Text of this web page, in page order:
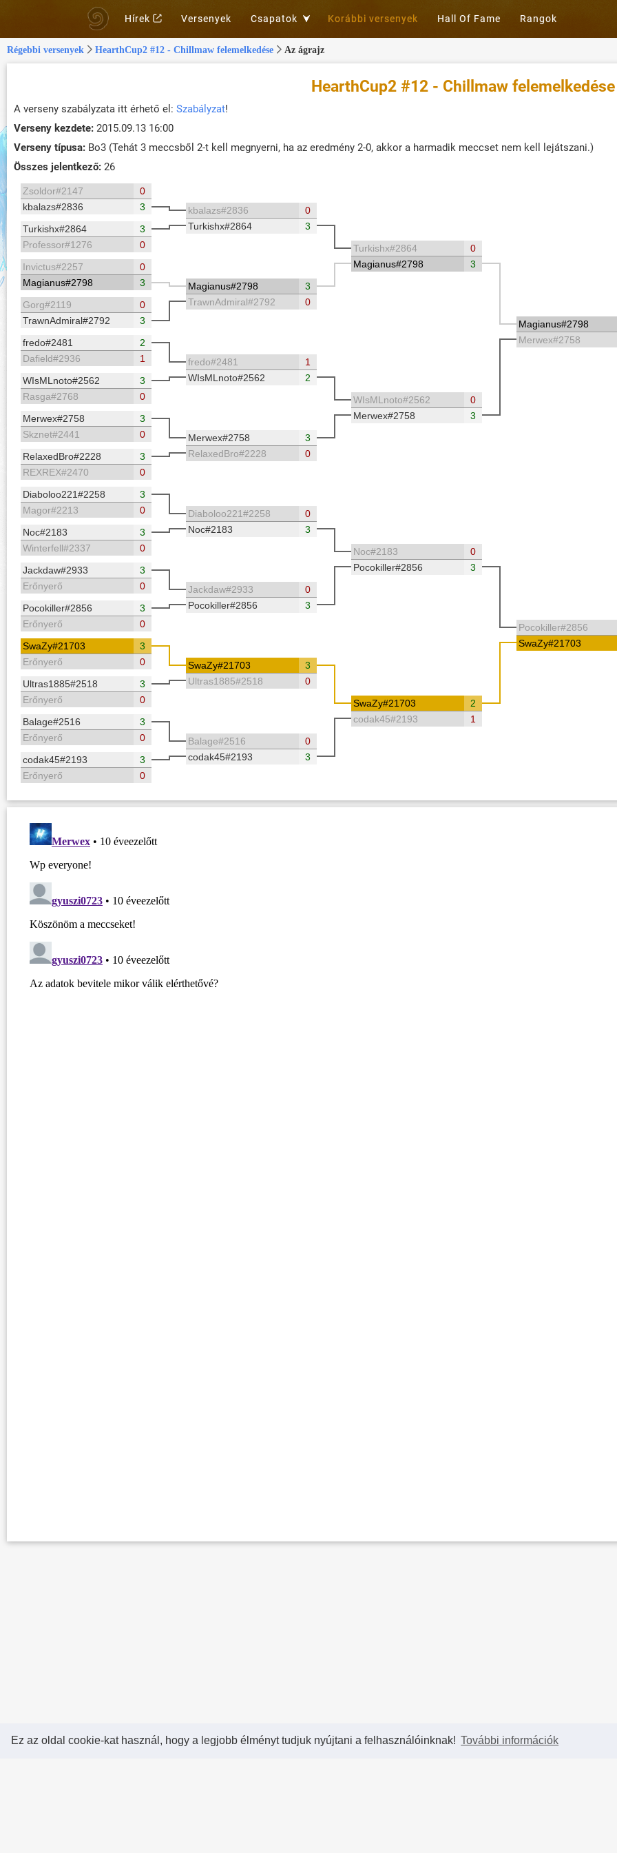
Ez az oldal cookie-kat használ, hogy a legjobb élményt tudjuk nyújtani a felhasználóinknak! További információk
Hírek Versenyek Csapatok Korábbi versenyek Hall Of Fame Rangok
Régebbi versenyek HearthCup2 #12 - Chillmaw felemelkedése Az ágrajz
HearthCup2 #12 - Chillmaw felemelkedése
A verseny szabályzata itt érhető el: Szabályzat!
Verseny kezdete: 2015.09.13 16:00
Verseny típusa: Bo3 (Tehát 3 meccsből 2-t kell megnyerni, ha az eredmény 2-0, akkor a harmadik meccset nem kell lejátszani.)
Összes jelentkező: 26
Zsoldor#2147
0
kbalazs#2836
3
Turkishx#2864
3
Professor#1276
0
Invictus#2257
0
Magianus#2798
3
Gorg#2119
0
TrawnAdmiral#2792
3
fredo#2481
2
Dafield#2936
1
WIsMLnoto#2562
3
Rasga#2768
0
Merwex#2758
3
Skznet#2441
0
RelaxedBro#2228
3
REXREX#2470
0
Diaboloo221#2258
3
Magor#2213
0
Noc#2183
3
Winterfell#2337
0
Jackdaw#2933
3
Erőnyerő
0
Pocokiller#2856
3
Erőnyerő
0
SwaZy#21703
3
Erőnyerő
0
Ultras1885#2518
3
Erőnyerő
0
Balage#2516
3
Erőnyerő
0
codak45#2193
3
Erőnyerő
0
kbalazs#2836
0
Turkishx#2864
3
Magianus#2798
3
TrawnAdmiral#2792
0
fredo#2481
1
WIsMLnoto#2562
2
Merwex#2758
3
RelaxedBro#2228
0
Diaboloo221#2258
0
Noc#2183
3
Jackdaw#2933
0
Pocokiller#2856
3
SwaZy#21703
3
Ultras1885#2518
0
Balage#2516
0
codak45#2193
3
Turkishx#2864
0
Magianus#2798
3
WIsMLnoto#2562
0
Merwex#2758
3
Noc#2183
0
Pocokiller#2856
3
SwaZy#21703
2
codak45#2193
1
Magianus#2798
Merwex#2758
Pocokiller#2856
SwaZy#21703